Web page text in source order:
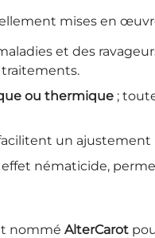
mises en
et des
traitements.
ou thermique ;
un ajustement
effet nématicide,
nommé AlterCarot